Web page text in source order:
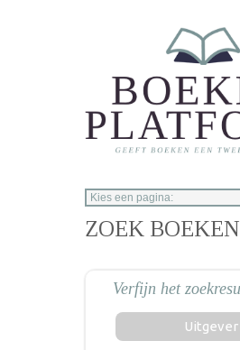
ZOEK BOEKEN
Uitgever